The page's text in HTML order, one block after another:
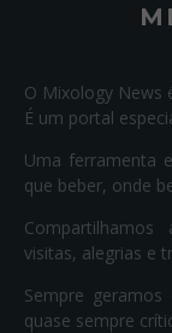
O Mixology News
É um portal
Uma ferramenta
que beber, onde
visitas, alegrias e
Sempre
quase sempre